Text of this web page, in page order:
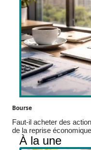
Bourse
Faut-il acheter des
de la reprise
À la une